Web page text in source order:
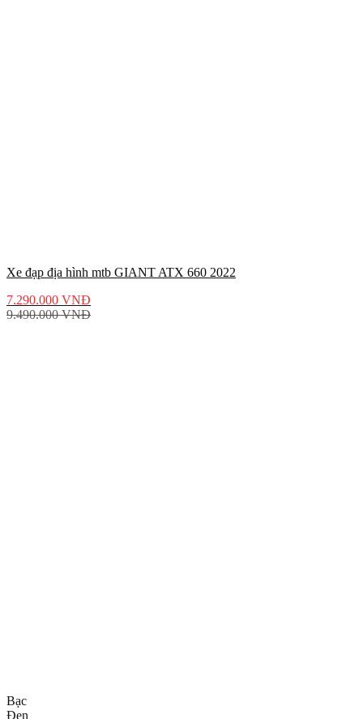
Xe đạp địa hình mtb GIANT ATX 660 2022
7.290.000 VNĐ
9.490.000VNĐ
Bạc
Đen